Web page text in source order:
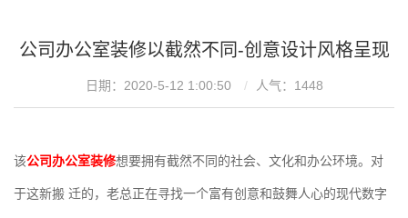
公司办公室装修以截然不同-创意设计风格呈现
日期：2020-5-12 1:00:50 人气： 1448
该公司办公室装修想要拥有截然不同的社会、文化和办公环境。对
于这新搬 迁的，老总正在寻找一个富有创意和鼓舞人心的现代数字